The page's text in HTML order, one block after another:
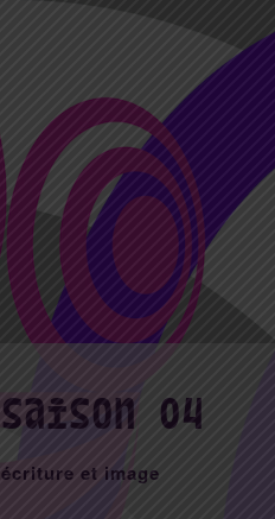
saison 04
écriture et image